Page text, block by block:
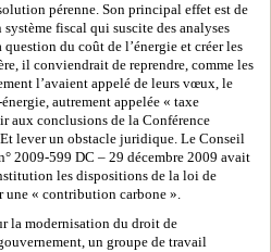
pérenne. Son principal effet est de
fiscal qui suscite des analyses
du coût de l’énergie et créer les
il conviendrait de reprendre, comme les
l’avaient appelé de leurs vœux, le
autrement appelée « taxe
aux conclusions de la Conférence
lever un obstacle juridique. Le Conseil
2009-599 DC – 29 décembre 2009 avait
les dispositions de la loi de
une « contribution carbone ».
la modernisation du droit de
un groupe de travail